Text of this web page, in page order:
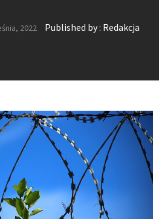
2022 Published by : Redakcja